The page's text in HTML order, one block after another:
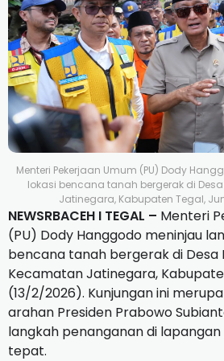
Menteri Pekerjaan Umum (PU) Dody
lokasi bencana tanah bergerak di
Jatinegara, Kabupaten Tegal,
NEWSRBACEH I TEGAL – Menteri
(PU) Dody Hanggodo meninjau
bencana tanah bergerak di Desa
Kecamatan Jatinegara,
(13/2/2026). Kunjungan ini
arahan Presiden Prabowo
langkah penanganan di
tepat.